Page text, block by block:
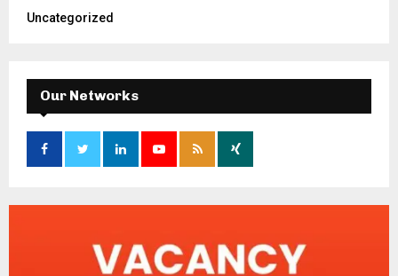
Uncategorized
Our Networks